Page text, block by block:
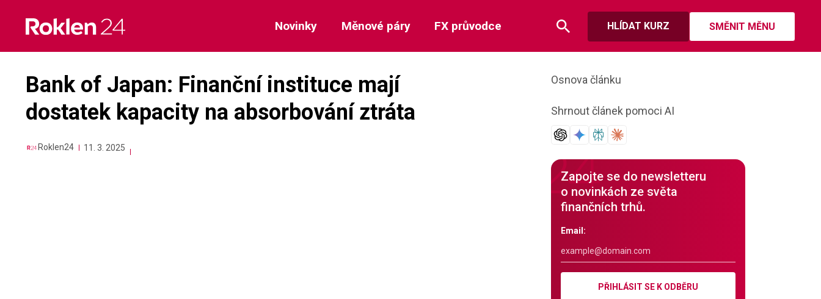
content
HLÍDAT KURZ SMĚNIT MĚNU
Novinky Měnové páry FX průvodce
Bank of Japan: Finanční instituce mají
dostatek kapacity na absorbování ztráta
Roklen24 11. 3. 2025
Osnova článku
Shrnout článek pomoci AI
Zapojte se do newsletteru
o novinkách ze světa
finančních trhů.
Email:
PŘIHLÁSIT SE K ODBĚRU